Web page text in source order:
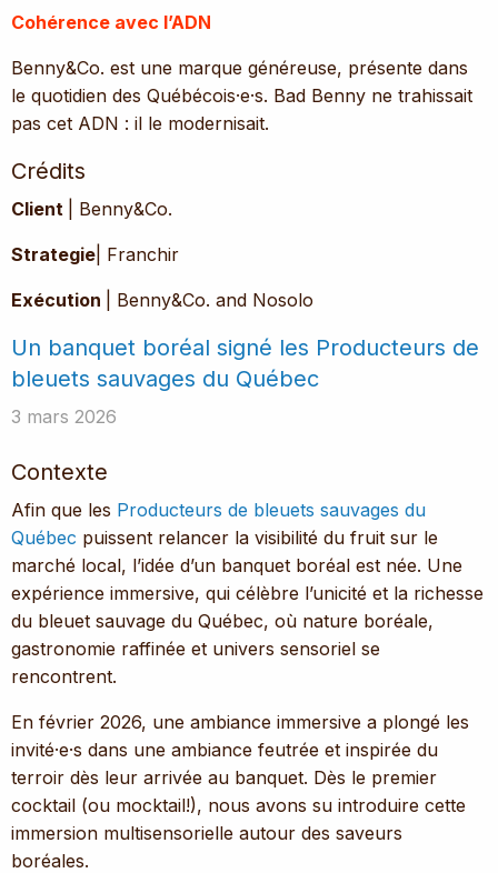
Cohérence avec l’ADN
Benny&Co. est une marque généreuse, présente dans
le quotidien des Québécois·e·s. Bad Benny ne trahissait
pas cet ADN : il le modernisait.
Crédits
Client | Benny&Co.
Strategie | Franchir
Exécution | Benny&Co. and Nosolo
Un banquet boréal signé les Producteurs de
bleuets sauvages du Québec
3 mars 2026
Contexte
Afin que les Producteurs de bleuets sauvages du
Québec puissent relancer la visibilité du fruit sur le
marché local, l’idée d’un banquet boréal est née. Une
expérience immersive, qui célèbre l’unicité et la richesse
du bleuet sauvage du Québec, où nature boréale,
gastronomie raffinée et univers sensoriel se
rencontrent.
En février 2026, une ambiance immersive a plongé les
invité·e·s dans une ambiance feutrée et inspirée du
terroir dès leur arrivée au banquet. Dès le premier
cocktail (ou mocktail!), nous avons su introduire cette
immersion multisensorielle autour des saveurs
boréales.